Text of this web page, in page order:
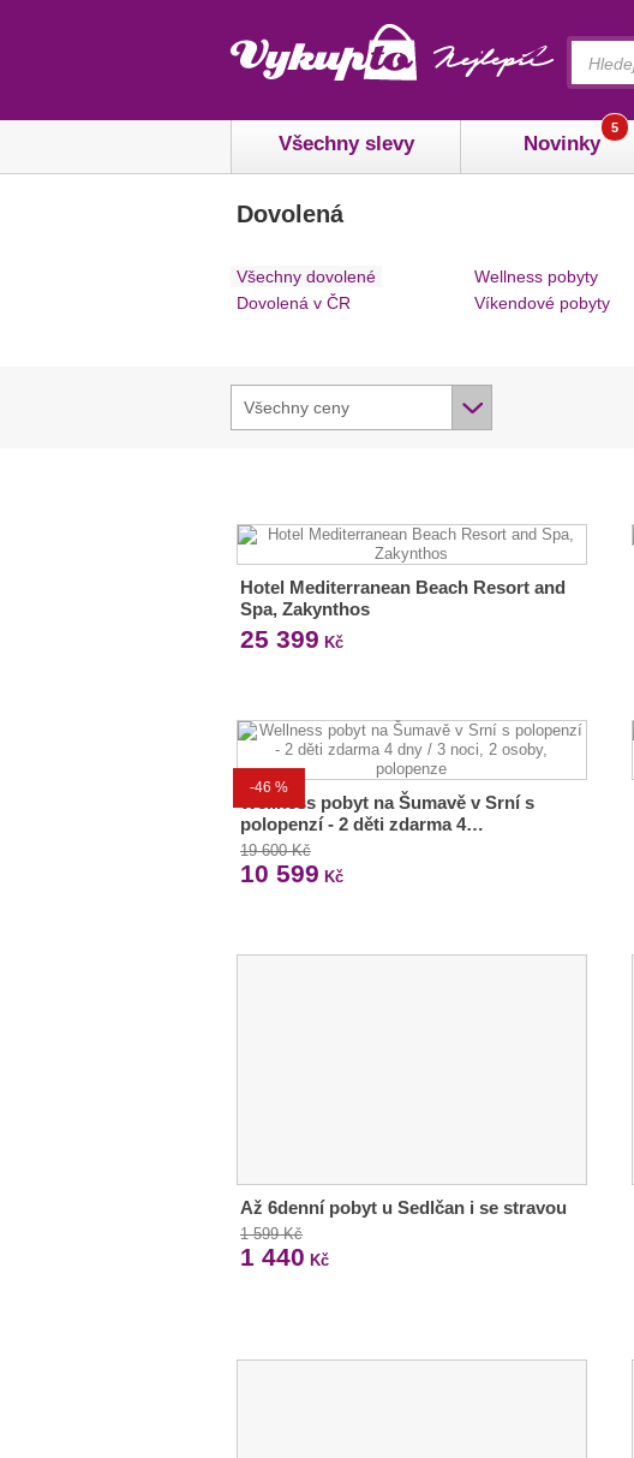
Všechny slevy Novinky
5
Dovolená
Všechny dovolené
Dovolená v ČR
Wellness pobyty
Víkendové pobyty
Všechny ceny
Hotel Mediterranean Beach Resort and
Spa, Zakynthos
25 399 Kč
-46 %
Wellness pobyt na Šumavě v Srní s
polopenzí - 2 děti zdarma 4…
19 600 Kč
10 599 Kč
Až 6denní pobyt u Sedlčan i se stravou
1 599 Kč
1 440 Kč